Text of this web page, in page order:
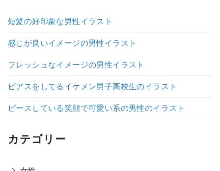
短髪の好印象な男性イラスト
感じが良いイメージの男性イラスト
フレッシュなイメージの男性イラスト
ピアスをしてるイケメン男子高校生のイラスト
ピースしている笑顔で可愛い系の男性のイラスト
カテゴリー